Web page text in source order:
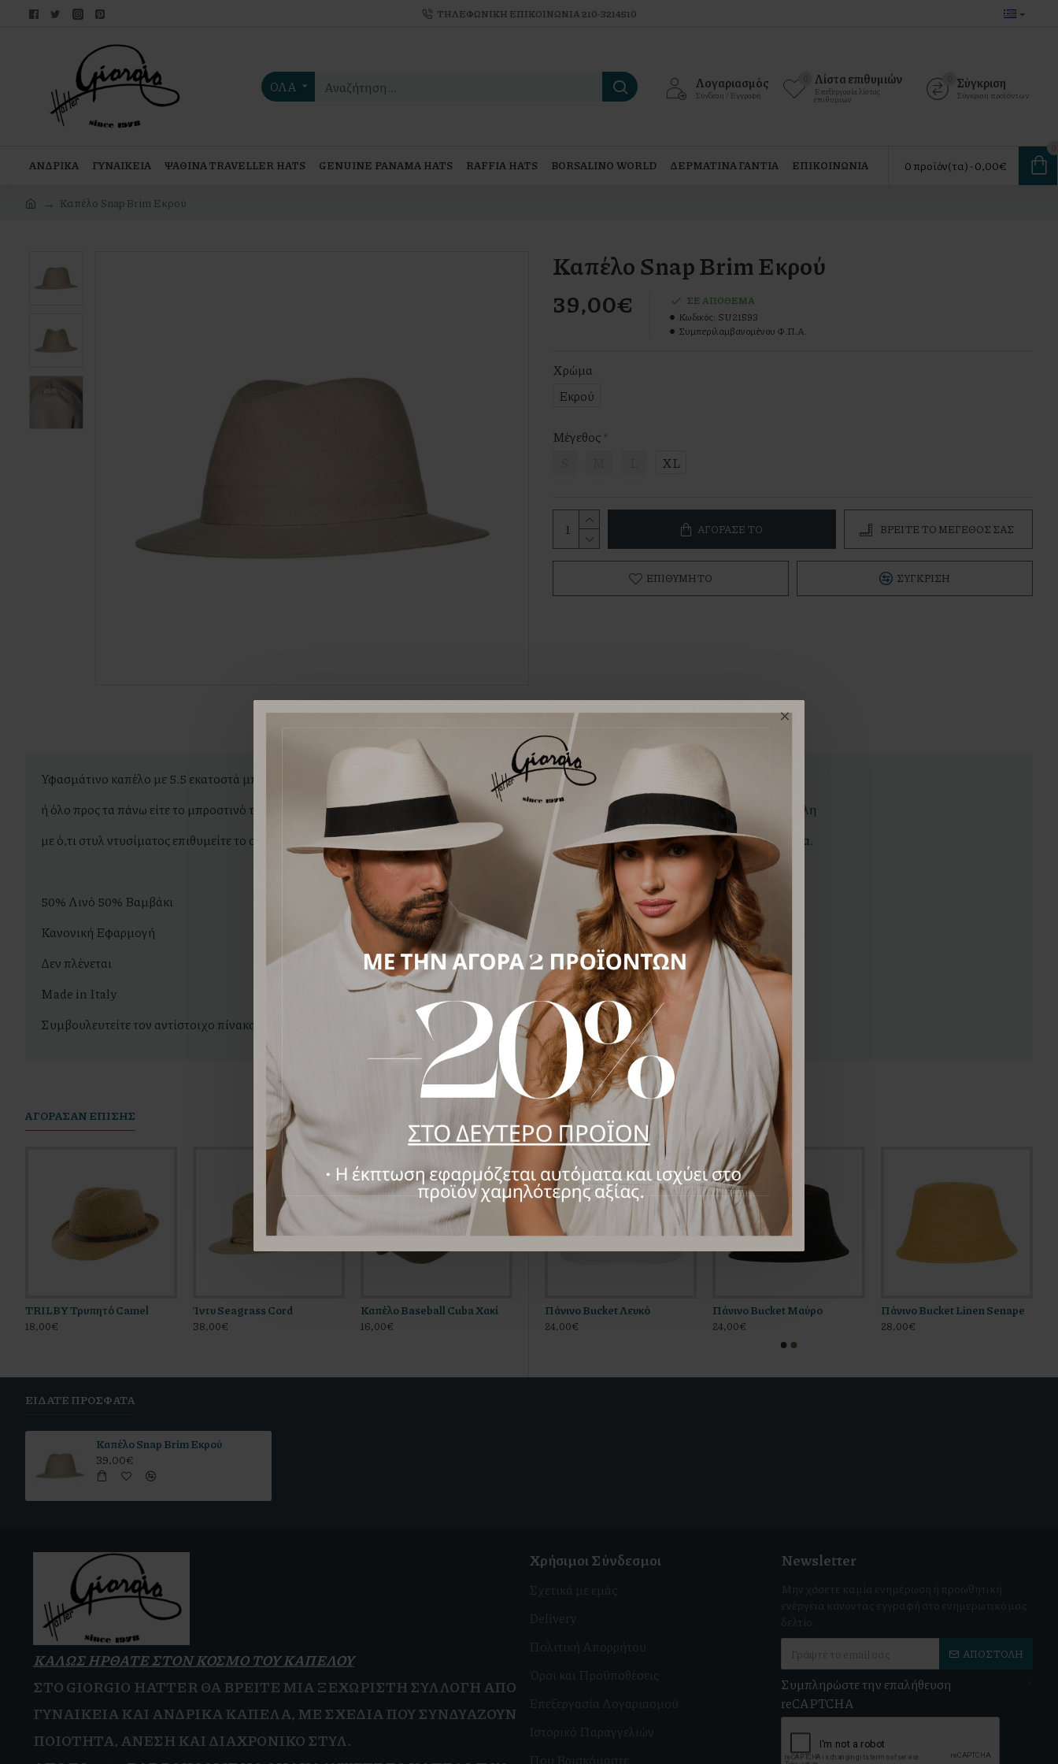
TΗΛΕΦΩΝΙΚΗ ΕΠΙΚΟΙΝΩΝΙΑ 210-3214510
ΟΛΑ Λογαριασμός
Σύνδεση / Εγγραφή
Λίστα επιθυμιών
Επεξεργασία λίστας
επιθυμιών
Σύγκριση
Σύγκριση προϊόντων
ΑΝΔΡΙΚΑ ΓΥΝΑΙΚΕΙΑ ΨΑΘΙΝΑ TRAVELLER HATS GENUINE PANAMA HATS RAFFIA HATS BORSALINO WORLD ΔΕΡΜΑΤΙΝΑ ΓΑΝΤΙΑ ΕΠΙΚΟΙΝΩΝΙΑ 0 προϊόν(τα) - 0,00€
Καπέλο Snap Brim Εκρού
Καπέλο Snap Brim Εκρού
39,00€
ΣΕ ΑΠΌΘΕΜΑ
Κωδικός: SU21593
Συμπεριλαμβανομένου Φ.Π.Α.
Χρώμα
Εκρού
Μέγεθος
XL
ΑΓΌΡΑΣΕ ΤΟ ΒΡΕΊΤΕ ΤΟ ΜΕΓΕΘΌΣ ΣΑΣ
ΕΠΙΘΥΜΗΤΌ ΣΎΓΚΡΙΣΗ
ΠΕΡΙΓΡΑΦΉ
Υφασμάτινο καπέλο με 5.5 εκατοστά μπορ ( γείσο ) το οποίο μπορείτε να το διαχειριστείτε όπως θέλετε. Είτε να το γυρίσετε όλο προς τα κάτω
ή όλο προς τα πάνω είτε το μπροστινό του μέρος μόνο προς τα κάτω. Είναι μια πολύ όμορφη επιλογή καπέλου για καθημερινή χρήση στη πόλη
με ό,τι στυλ ντυσίματος επιθυμείτε το οποίο θα σας δώσει και μια επαρκής κάλυψη από τον καυτό ήλιο. Εσωτερικά διαθέτει βαμβακερή φόδρα.
50% Λινό 50% Βαμβάκι
Κανονική Εφαρμογή
Δεν πλένεται
Made in Italy
Συμβουλευτείτε τον αντίστοιχο πίνακα για να βρείτε το νούμερο σας
AΓΟΡΆΣΑΝ ΕΠΊΣΗΣ
TRILBY Τρυπητό Camel
18,00€
Ίντυ Seagrass Cord
38,00€
Καπέλο Baseball Cuba Χακί
16,00€
ΜΠΟΡΕΊ ΝΑ ΣΑΣ ΑΡΈΣΕΙ
Καπέλο Snap Brim Μαύρο
39,00€
Walker Trilby Coffee Sack
34,00€
Πάνινο Bucket Εκρού
24,00€
Πάνινο Bucket Λευκό
24,00€
Πάνινο Bucket Μαύρο
24,00€
Πάνινο Bucket Linen Senape
28,00€
ΕΊΔΑΤΕ ΠΡΌΣΦΑΤΑ
Καπέλο Snap Brim Εκρού
39,00€
ΚΑΛΩΣ ΗΡΘΑΤΕ ΣΤΟΝ ΚΟΣΜΟ ΤΟΥ ΚΑΠΕΛΟΥ
ΣΤΟ GIORGIO HATTER ΘΑ ΒΡΕΊΤΕ ΜΙΑ ΞΕΧΩΡΙΣΤΉ ΣΥΛΛΟΓΉ ΑΠΌ
ΓΥΝΑΙΚΕΊΑΚΑΙΑΝΔΡΙΚΆ ΚΑΠΈΛΑ, ΜΕ ΣΧΈΔΙΑ ΠΟΥ ΣΥΝΔΥΆΖΟΥΝ
ΠΟΙΌΤΗΤΑ, ΆΝΕΣΗ ΚΑΙΔΙΑΧΡΟΝΙΚΌ ΣΤΥΛ.
Χρήσιμοι Σύνδεσμοι
Σχετικά με εμάς
Delivery
Πολιτική Απορρήτου
Όροι και Προϋποθέσεις
Επεξεργασία Λογαριασμού
Ιστορικό Παραγγελιών
Που Βρισκόμαστε
Newsletter
Μην χάσετε καμία ενημέρωση ή προωθητική
ενέργεια κάνοντας εγγραφή στο ενημερωτικό μας
δελτίο.
ΑΠΟΣΤΟΛΉ
Συμπληρώστε την επαλήθευση
reCAPTCHA